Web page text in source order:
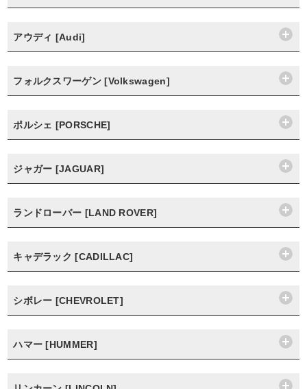
アウディ [Audi]
フォルクスワーゲン [Volkswagen]
ポルシェ [PORSCHE]
ジャガー [JAGUAR]
ランドローバー [LAND ROVER]
キャデラック [CADILLAC]
シボレー [CHEVROLET]
ハマー [HUMMER]